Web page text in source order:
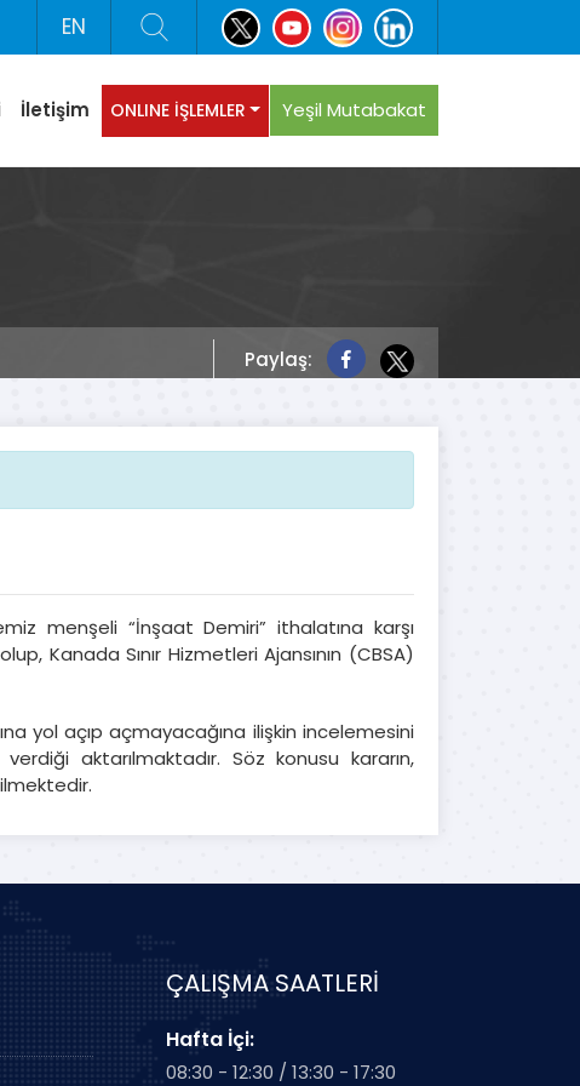
EN
İletişim ONLINE İŞLEMLER Yeşil Mutabakat
Paylaş:
menşeli “İnşaat Demiri” ithalatına karşı
Kanada Sınır Hizmetleri Ajansının (CBSA)
yol açıp açmayacağına ilişkin incelemesini
aktarılmaktadır. Söz konusu kararın,
ÇALIŞMA SAATLERİ
Hafta İçi:
08:30 - 12:30 / 13:30 - 17:30